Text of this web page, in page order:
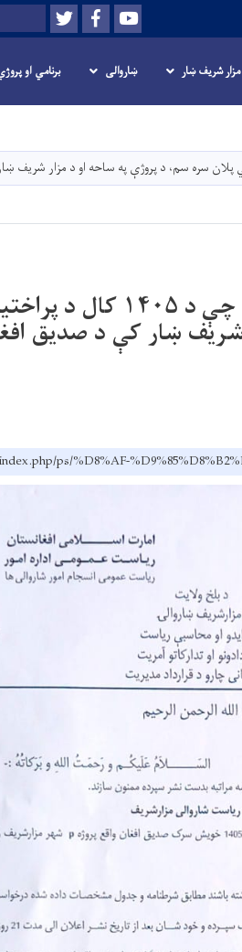
دانګل
Youtube
Facebook
Twitter
لټون
شریف ښار ښاروالی برنامي او
د مزار شریف ښاروالۍ اراده
ps/%D8%AF-